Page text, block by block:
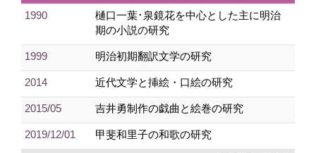
1990
樋口一葉･泉鏡花を中心とした主に明治
期の小説の研究
1999 明治初期翻訳文学の研究
2014 近代文学と挿絵・口絵の研究
2015/05 吉井勇制作の戯曲と絵巻の研究
2019/12/01 甲斐和里子の和歌の研究